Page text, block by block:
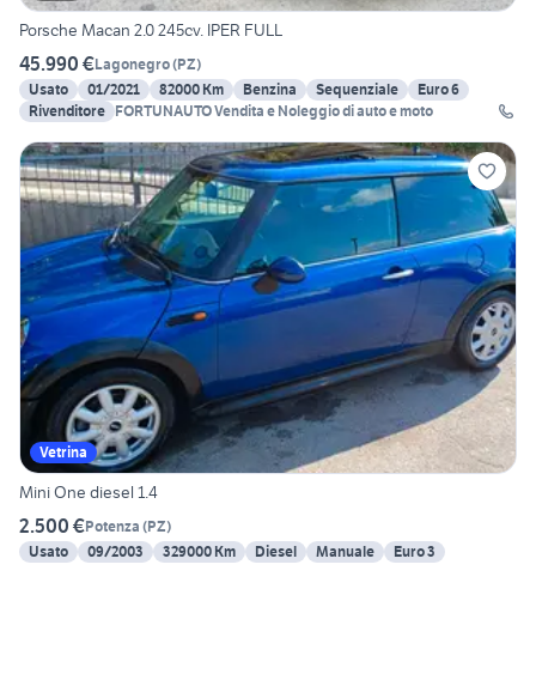
Porsche Macan 2.0 245cv. IPER FULL
45.990 €Lagonegro(PZ)
Usato
01/2021 82000 Km Benzina Sequenziale
Euro 6
Rivenditore FORTUNAUTO Vendita e Noleggio di auto e moto
Vetrina
Mini One diesel 1.4
2.500 €Potenza (PZ)
Usato
09/2003 329000 Km Diesel Manuale Euro 3